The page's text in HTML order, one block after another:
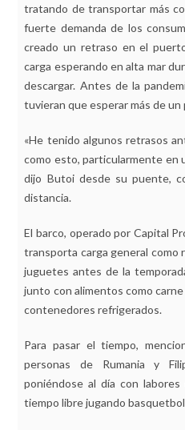
tratando de transportar más
fuerte demanda de los
creado un retraso en el
carga esperando en alta mar
descargar. Antes de la
tuvieran que esperar más de un
«He tenido algunos retrasos
como esto, particularmente en
dijo Butoi desde su puente,
distancia.
El barco, operado por Capital
transporta carga general
juguetes antes de la
junto con alimentos como
contenedores refrigerados.
Para pasar el tiempo,
personas de Rumania y
poniéndose al día con
tiempo libre jugando